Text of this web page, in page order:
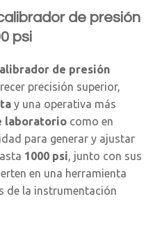
de presión
psi
de presión
precisión superior,
y una operativa más
laboratorio como en
para generar y ajustar
1000 psi, junto con sus
en una herramienta
de la instrumentación